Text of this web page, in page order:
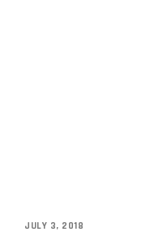
JULY 3, 2018